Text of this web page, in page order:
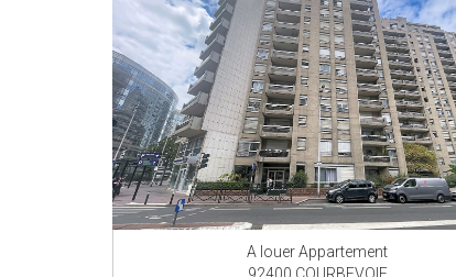
A louer Appartement
92400 COURBEVOIE